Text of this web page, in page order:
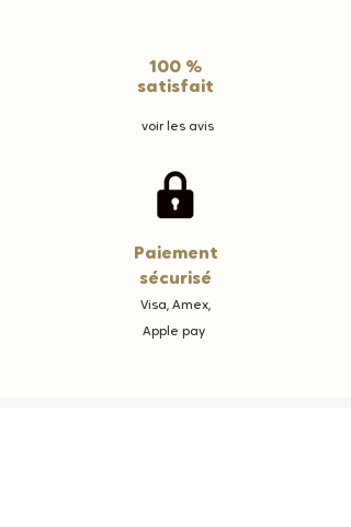
100 %
satisfait
voir les avis
Paiement
sécurisé
Visa, Amex,
Apple pay